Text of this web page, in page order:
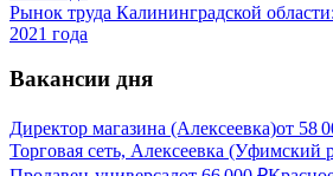
Рынок труда Калининградской
2021 года
Вакансии дня
Директор магазина (Алексеевка)от 58
Торговая сеть, Алексеевка (Уфимский